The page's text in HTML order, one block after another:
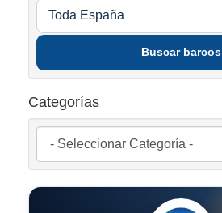
Buscar barcos
Categorías